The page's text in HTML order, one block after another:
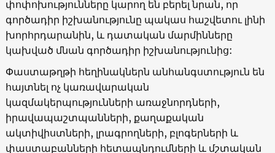
փոփոխությունները կարող են բերել նրան, որ
գործադիր իշխանությունը պակաս հաշվետու լինի
խորհրդարանին, և դատական մարմինները
կախված մնան գործադիր իշխանությունից:
Փաստաթղթի հեղինակներն անհանգստություն են
հայտնել ոչ կառավարական
կազմակերպությունների առաջնորդների,
իրավապաշտպանների, քաղաքական
ակտիվիստների, լրագրողների, բլոգերների և
փաստաբանների հետապնդումների և մշտական